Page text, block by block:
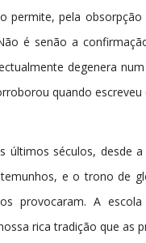
permite, pela
é senão a
degenera
quando
últimos séculos, desde
e o trono de
provocaram. A
rica tradição que as